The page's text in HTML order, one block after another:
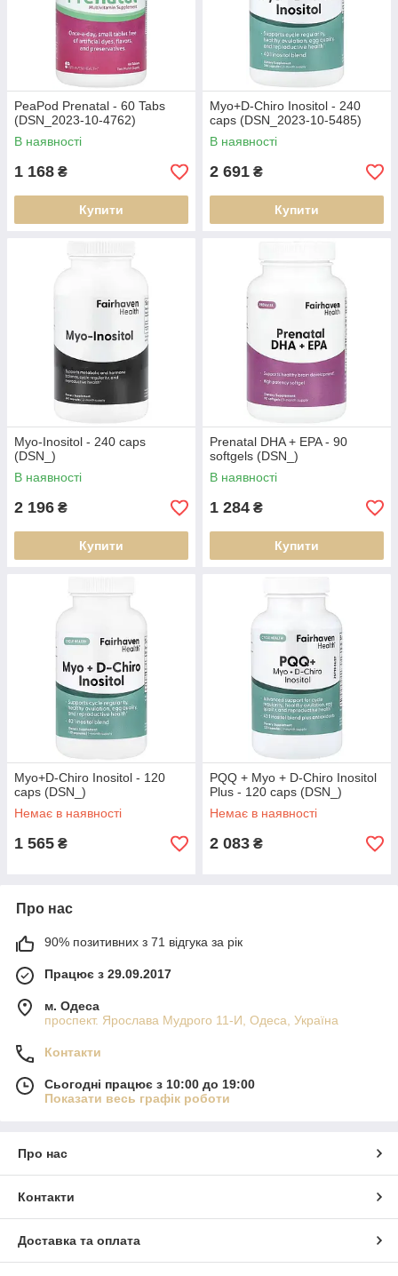
PeaPod Prenatal - 60 Tabs
(DSN_2023-10-4762)
В наявності
1 168 ₴
Купити
Myo+D-Chiro Inositol - 240
caps (DSN_2023-10-5485)
В наявності
2 691 ₴
Купити
Myo-Inositol - 240 caps
(DSN_)
В наявності
2 196 ₴
Купити
Prenatal DHA + EPA - 90
softgels (DSN_)
В наявності
1 284 ₴
Купити
Myo+D-Chiro Inositol - 120
caps (DSN_)
Немає в наявності
1 565 ₴
PQQ + Myo + D-Chiro Inositol
Plus - 120 caps (DSN_)
Немає в наявності
2 083 ₴
Про нас
90% позитивних з 71 відгука за рік
Працює з 29.09.2017
м. Одеса
проспект. Ярослава Мудрого 11-И, Одеса, Україна
Контакти
Сьогодні працює з 10:00 до 19:00
Показати весь графік роботи
Про нас
Контакти
Доставка та оплата